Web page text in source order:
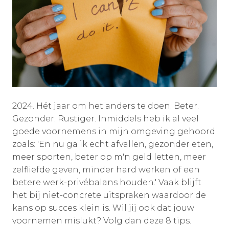
2024. Hét jaar om het anders te doen. Beter.
Gezonder. Rustiger. Inmiddels heb ik al veel
goede voornemens in mijn omgeving gehoord
zoals: 'En nu ga ik echt afvallen, gezonder eten,
meer sporten, beter op m'n geld letten, meer
zelfliefde geven, minder hard werken of een
betere werk-privébalans houden.' Vaak blijft
het bij niet-concrete uitspraken waardoor de
kans op succes klein is. Wil jij ook dat jouw
voornemen mislukt? Volg dan deze 8 tips.